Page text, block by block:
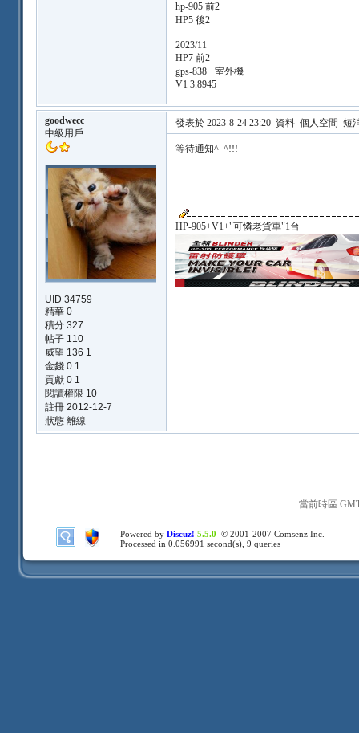
hp-905 前2
HP5 後2
2023/11
HP7 前2
gps-838 +室外機
V1 3.8945
goodwecc
中級用戶
UID 34759
精華 0
積分 327
帖子 110
威望 136 1
金錢 0 1
貢獻 0 1
閱讀權限 10
註冊 2012-12-7
狀態 離線
發表於 2023-8-24 23:20 資料 個人空間 短
等待通知^_^!!!
HP-905+V1+"可憐老貨車"1台
當前時區
Powered by Discuz! 5.5.0 © 2001-2007 Comsenz Inc.
Processed in 0.056991 second(s), 9 queries